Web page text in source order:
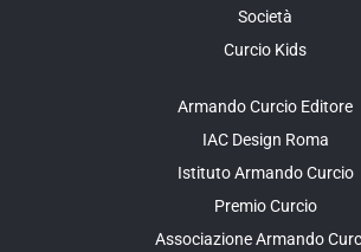
Società
Curcio Kids
Armando Curcio Editore
IAC Design Roma
Istituto Armando Curcio
Premio Curcio
Associazione Armando